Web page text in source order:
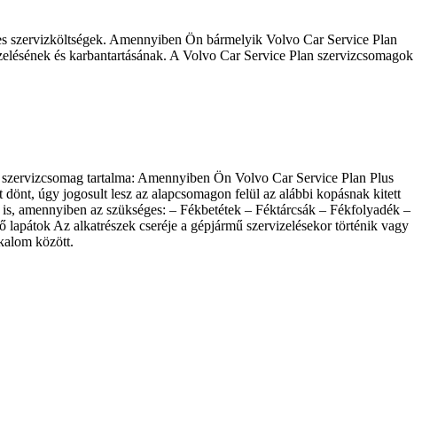
szervizköltségek. Amennyiben Ön bármelyik Volvo Car Service Plan
és karbantartásának. A Volvo Car Service Plan szervizcsomagok
tartalma: Amennyiben Ön Volvo Car Service Plan Plus
dönt, úgy jogosult lesz az alapcsomagon felül az alábbi kopásnak kitett
amennyiben az szükséges: – Fékbetétek – Féktárcsák – Fékfolyadék –
Az alkatrészek cseréje a gépjármű szervizelésekor történik vagy
között.